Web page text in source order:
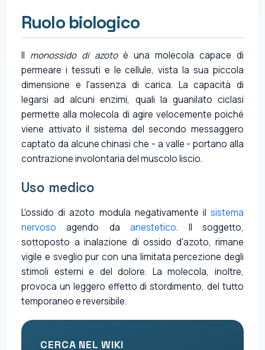
Ruolo biologico
Il monossido di azotoè una molecola capace di
permeare i tessuti e le cellule, vista la sua piccola
dimensione e l'assenza di carica. La capacità di
legarsi ad alcuni enzimi, quali la guanilato ciclasi
permette alla molecola di agire velocemente poiché
viene attivato il sistema del secondo messaggero
captato da alcune chinasi che - a valle - portano alla
contrazione involontaria del muscolo liscio.
Uso medico
L'ossido di azoto modula negativamente il sistema
nervoso agendo daanestetico. Il soggetto,
sottoposto a inalazione di ossido d'azoto, rimane
vigile e sveglio pur con una limitata percezione degli
stimoli esterni e del dolore. La molecola, inoltre,
provoca un leggero effetto di stordimento, del tutto
temporaneo e reversibile.
CERCA NEL WIKI